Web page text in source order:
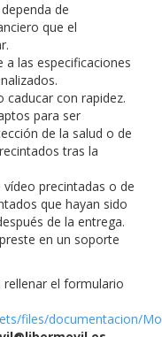
de
que el
las especificaciones
caducar con rapidez.
para ser
de la salud o de
tras la
precintadas o de
que hayan sido
de la entrega.
en un soporte
rellenar el formulario
files/documentacion/